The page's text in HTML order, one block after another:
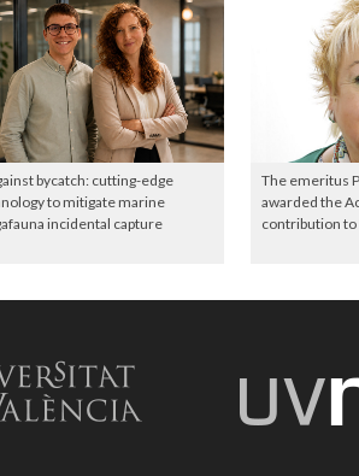
bycatch: cutting-edge
to mitigate marine
incidental capture
The emeritus
awarded the
contribution